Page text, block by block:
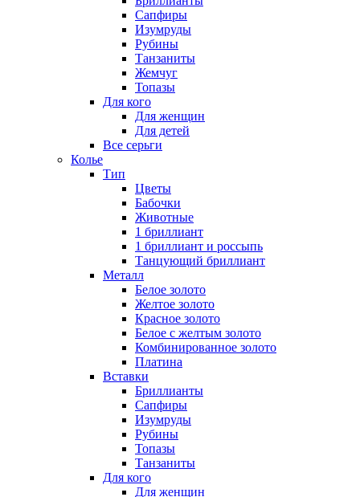
Сапфиры
Изумруды
Рубины
Танзаниты
Жемчуг
Топазы
Для кого
Для женщин
Для детей
Все серьги
Колье
Тип
Цветы
Бабочки
Животные
1 бриллиант
1 бриллиант и россыпь
Танцующий бриллиант
Металл
Белое золото
Желтое золото
Красное золото
Белое с желтым золото
Комбинированное золото
Платина
Вставки
Бриллианты
Сапфиры
Изумруды
Рубины
Топазы
Танзаниты
Для кого
Для женщин